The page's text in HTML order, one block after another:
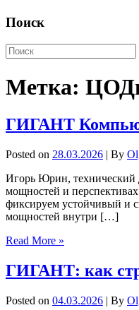
Поиск
Метка:
ГИГАНТ
Posted on 28.03.2026 | By
Игорь Юрин, технический
мощностей и
фиксируем устойчивый и
мощностей внутри […]
Read More »
ГИГАНТ: как
Posted on 04.03.2026 | By